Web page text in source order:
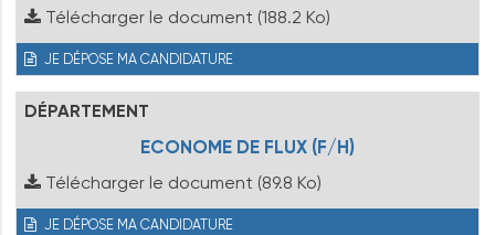
Télécharger le document (188.2 Ko)
JE DÉPOSE MA CANDIDATURE
DÉPARTEMENT
ECONOME DE FLUX (F/H)
Télécharger le document (89.8 Ko)
JE DÉPOSE MA CANDIDATURE